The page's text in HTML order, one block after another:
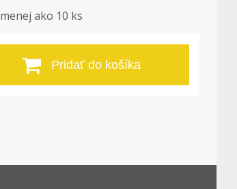
menej ako 10 ks
Pridať do košíka